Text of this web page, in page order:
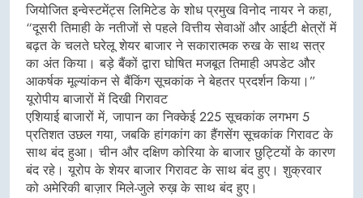
जियोजित इन्वेस्टमेंट्स लिमिटेड के शोध प्रमुख विनोद नायर ने कहा,
“दूसरी तिमाही के नतीजों से पहले वित्तीय सेवाओं और आईटी क्षेत्रों में
बढ़त के चलते घरेलू शेयर बाजार ने सकारात्मक रुख के साथ सत्र
का अंत किया। बड़े बैंकों द्वारा घोषित मजबूत तिमाही अपडेट और
आकर्षक मूल्यांकन से बैंकिंग सूचकांक ने बेहतर प्रदर्शन किया।”
यूरोपीय बाजारों में दिखी गिरावट
एशियाई बाजारों में, जापान का निक्केई 225 सूचकांक लगभग 5
प्रतिशत उछल गया, जबकि हांगकांग का हैंगसेंग सूचकांक गिरावट के
साथ बंद हुआ। चीन और दक्षिण कोरिया के बाजार छुट्टियों के कारण
बंद रहे। यूरोप के शेयर बाजार गिरावट के साथ बंद हुए। शुक्रवार
को अमेरिकी बाज़ार मिले-जुले रुख़ के साथ बंद हुए।